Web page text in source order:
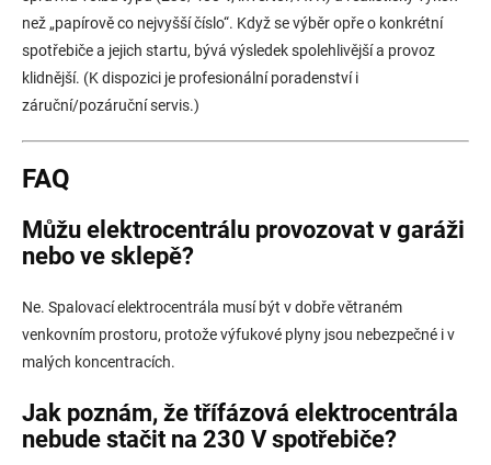
než „papírově co nejvyšší číslo“. Když se výběr opře o konkrétní
spotřebiče a jejich startu, bývá výsledek spolehlivější a provoz
klidnější. (K dispozici je profesionální poradenství i
záruční/pozáruční servis.)
FAQ
Můžu elektrocentrálu provozovat v garáži
nebo ve sklepě?
Ne. Spalovací elektrocentrála musí být v dobře větraném
venkovním prostoru, protože výfukové plyny jsou nebezpečné i v
malých koncentracích.
Jak poznám, že třífázová elektrocentrála
nebude stačit na 230 V spotřebiče?